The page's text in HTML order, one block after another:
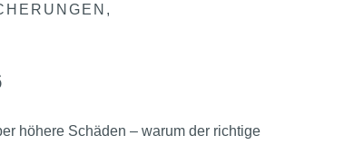
höhere Schäden – warum der richtige